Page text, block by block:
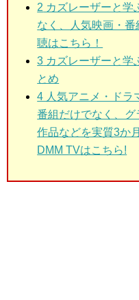
2 カズレーザーと学
なく、人気映画・
聴はこちら！
3 カズレーザーと学
とめ
4 人気アニメ・ドラ
番組だけでなく、グ
作品などを実質3か
DMM TVはこちら!